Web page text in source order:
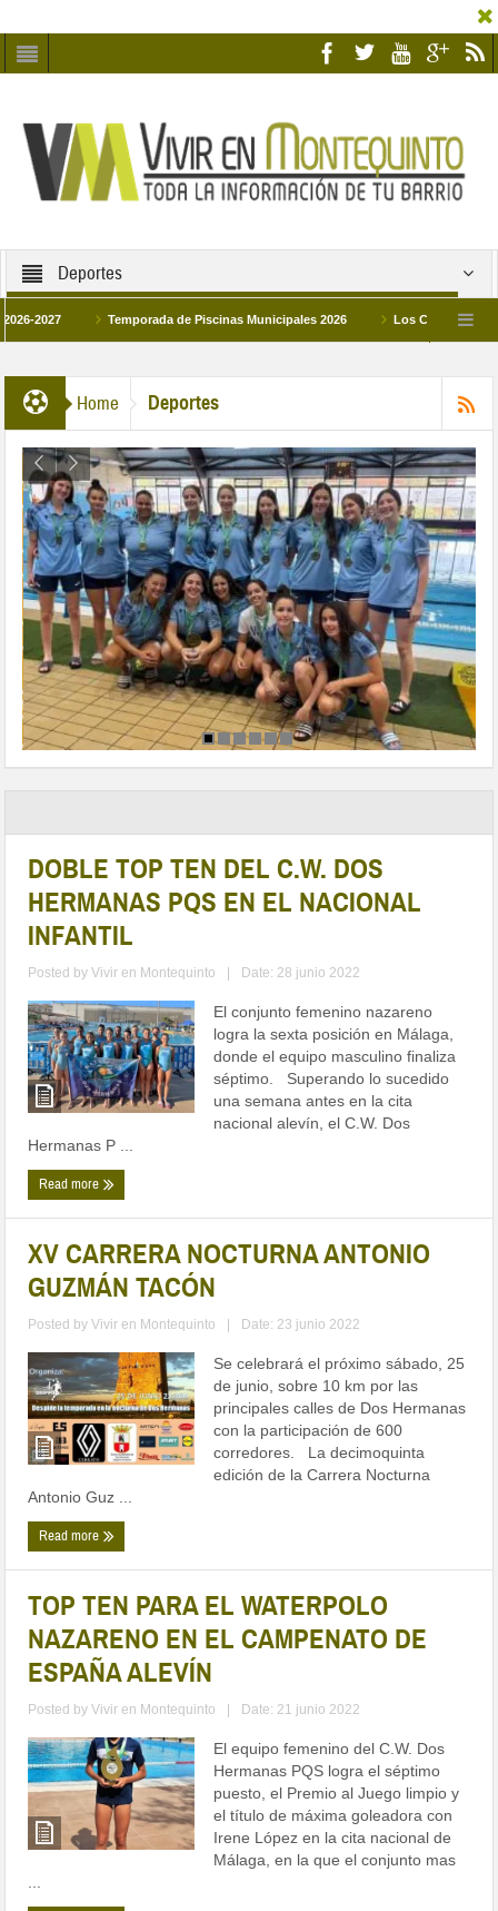
Deportes
Temporada de Piscinas Municipales 2026 Los Campus de
Home Deportes
DOBLE TOP TEN DEL C.W. DOS
HERMANAS PQS EN EL NACIONAL
INFANTIL
Posted byVivir en Montequinto Date: 28 junio 2022
El conjunto femenino nazareno
logra la sexta posición en Málaga,
donde el equipo masculino finaliza
séptimo. Superando lo sucedido
una semana antes en la cita
nacional alevín, el C.W. Dos
Hermanas P ...
Read more
XV CARRERA NOCTURNA ANTONIO
GUZMÁN TACÓN
Posted byVivir en Montequinto Date: 23 junio 2022
Se celebrará el próximo sábado, 25
de junio, sobre 10 km por las
principales calles de Dos Hermanas
con la participación de 600
corredores. La decimoquinta
edición de la Carrera Nocturna
Antonio Guz ...
Read more
TOP TEN PARA EL WATERPOLO
NAZARENO EN EL CAMPENATO DE
ESPAÑA ALEVÍN
Posted byVivir en Montequinto Date: 21 junio 2022
El equipo femenino del C.W. Dos
Hermanas PQS logra el séptimo
puesto, el Premio al Juego limpio y
el título de máxima goleadora con
Irene López en la cita nacional de
Málaga, en la que el conjunto mas
...